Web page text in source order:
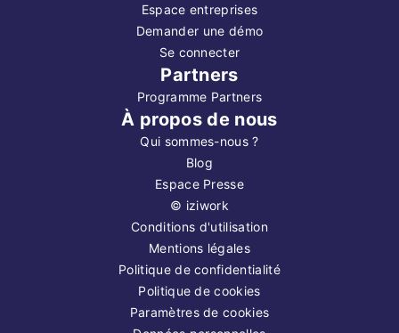
Espace entreprises
Demander une démo
Se connecter
Partners
Programme Partners
À propos de nous
Qui sommes-nous ?
Blog
Espace Presse
© iziwork
Conditions d'utilisation
Mentions légales
Politique de confidentialité
Politique de cookies
Paramètres de cookies